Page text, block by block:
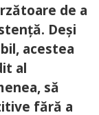
de a
Deși
acestea
al
să
fără a